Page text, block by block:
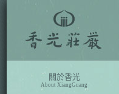
關於香光
About XiangGuang